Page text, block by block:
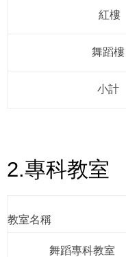
紅樓
舞蹈樓
小計
2.專科教室
教室名稱
舞蹈專科教室